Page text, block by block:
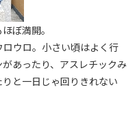
ぼ満開。
ウロ。小さい頃はよく行
あったり、アスレチックみ
と一日じゃ回りきれない